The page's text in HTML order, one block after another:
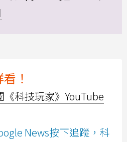
！
《科技玩家》YouTube
News按下追蹤，科